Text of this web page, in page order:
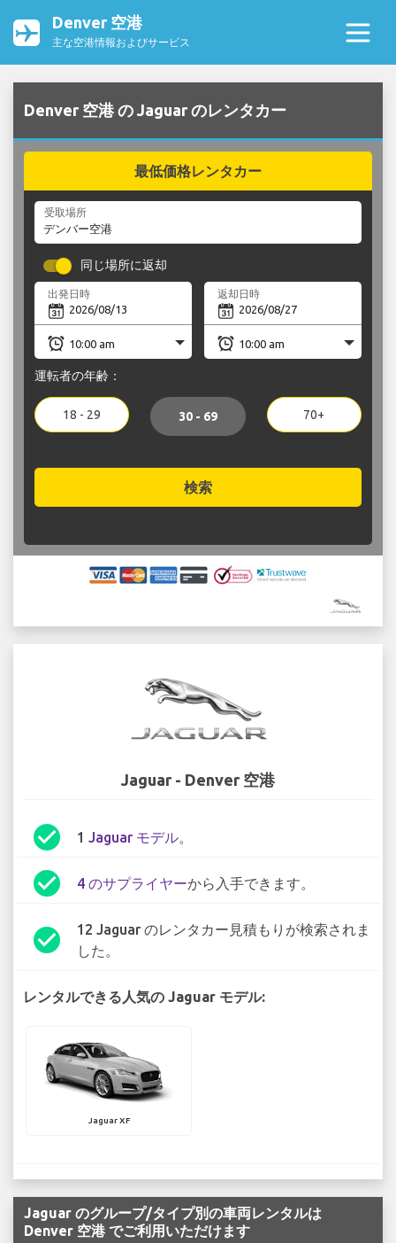
Denver 空港
主な空港情報およびサービス
Denver 空港 の Jaguar のレンタカー
最低価格レンタカー
受取場所
同じ場所に返却
出発日時 返却日時
運転者の年齢：
18 - 29 30 - 69 70+
検索
Jaguar - Denver 空港
check_circle 1 Jaguar モデル。
check_circle 4 のサプライヤーから入手できます。
check_circle
12 Jaguar のレンタカー見積もりが検索されま
した。
レンタルできる人気の Jaguar モデル:
Jaguar XF
Jaguar のグループ/タイプ別の車両レンタルは
Denver 空港 でご利用いただけます